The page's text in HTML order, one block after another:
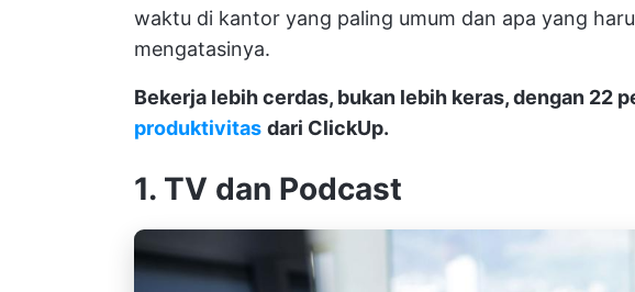
waktu di kantor yang paling umum dan apa yang
mengatasinya.
Bekerja lebih cerdas, bukan lebih keras, dengan 22
produktivitas dari ClickUp.
1. TV dan Podcast